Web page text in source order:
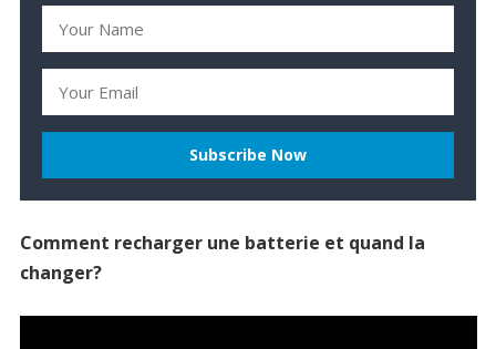
Comment recharger une batterie et quand la
changer?